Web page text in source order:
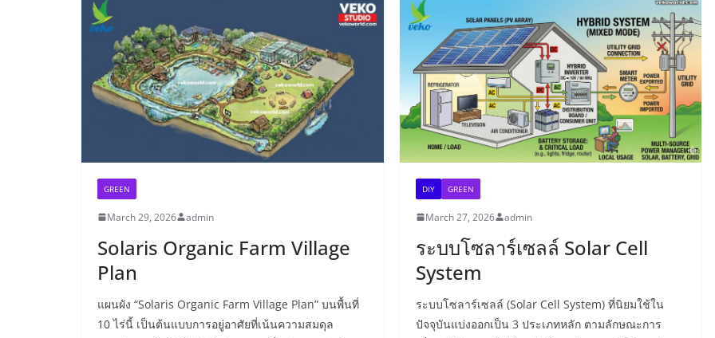
GREEN
March 29, 2026 admin
Solaris Organic Farm Village
Plan
แผนผัง “Solaris Organic Farm Village Plan” บนพื้นที่
10 ไร่นี้ เป็นต้นแบบการอยู่อาศัยที่เน้นความสมดุล
DIY GREEN
March 27, 2026 admin
ระบบโซลาร์เซลล์ Solar Cell
System
ระบบโซลาร์เซลล์ (Solar Cell System) ที่นิยมใช้ใน
ปัจจุบันแบ่งออกเป็น 3 ประเภทหลัก ตามลักษณะการ